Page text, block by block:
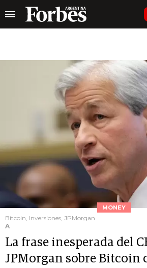
MONEY
Bitcoin, Inversiones, JPMorgan
A
La frase inesperada del
JPMorgan sobre Bitcoin